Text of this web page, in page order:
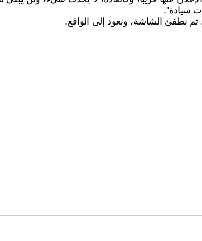
سيادة".
ثم نطفئ الشاشة، ونعود إلى الواقع.